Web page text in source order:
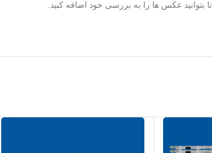
بتوانید عکس ها را به بررسی خود اضافه کنید.